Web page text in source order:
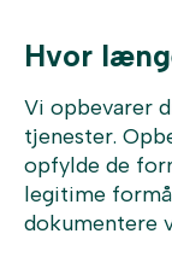
Hvor
Vi opbevarer
tjenester.
opfylde de
legitime
dokumentere